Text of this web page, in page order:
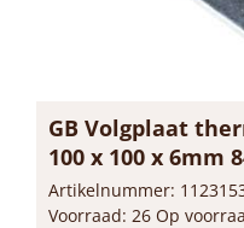
GB Volgplaat
100 x 100 x 6mm
Artikelnummer:
Voorraad: 26 Op